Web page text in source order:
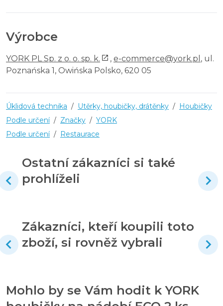
Výrobce
YORK PL Sp. z o. o. sp. k. , e-commerce@york.pl , ul.
Poznańska 1, Owińska Polsko, 620 05
Úklidová technika / Utěrky, houbičky, drátěnky / Houbičky
Podle určení / Značky / YORK
Podle určení / Restaurace
Ostatní zákazníci si také
prohlíželi
Zákazníci, kteří koupili toto
zboží, si rovněž vybrali
Mohlo by se Vám hodit k YORK